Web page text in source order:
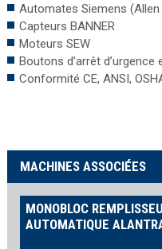
Automates Siemens
Capteurs BANNER
Moteurs SEW
Boutons d’arrêt
Conformité CE, ANSI,
MACHINES ASSOCIÉES
MONOBLOC
AUTOMATIQUE